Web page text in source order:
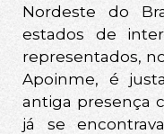
Nordeste do
estados de
representados,
Apoinme, é
antiga presença
já se